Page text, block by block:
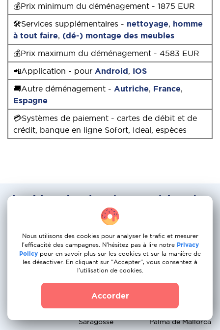
💰Prix minimum du déménagement - 1875 EUR
🛠Services supplémentaires - nettoyage, homme
à tout faire, (dé-) montage des meubles
💰Prix maximum du déménagement - 4583 EUR
📲Application - pour Android, IOS
🚚Autre déménagement - Autriche, France,
Espagne
💳Systèmes de paiement - cartes de débit et de
crédit, banque en ligne Sofort, Ideal, espèces
Les itineraires les plus populaires des
services de demenagement : Pays-Bas
a Portugal
Amsterdam →
Madrid
Rotterdam →
Barcelone
La Haye →
Breda → Bilbao
Nijmegen →
Saragosse
Apeldoorn →
Palma de Mallorca
Nous utilisons des cookies pour analyser le trafic et mesurer
l'efficacité des campagnes. N'hésitez pas à lire notre Privacy
Policy pour en savoir plus sur les cookies et sur la manière de
les désactiver. En cliquant sur "Accepter", vous consentez à
l'utilisation de cookies.
Accorder